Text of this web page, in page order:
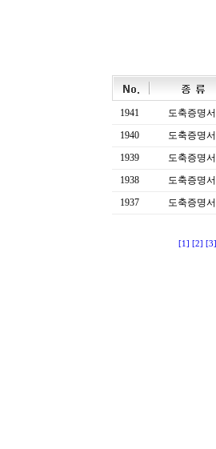
1941 도축증명서
1940
도축증명서
1939
도축증명서
1938
도축증명서
1937
도축증명서
[1] [2] [3]